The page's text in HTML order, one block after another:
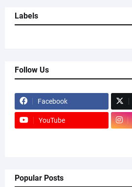
Labels
Follow Us
Facebook
YouTube
Popular Posts